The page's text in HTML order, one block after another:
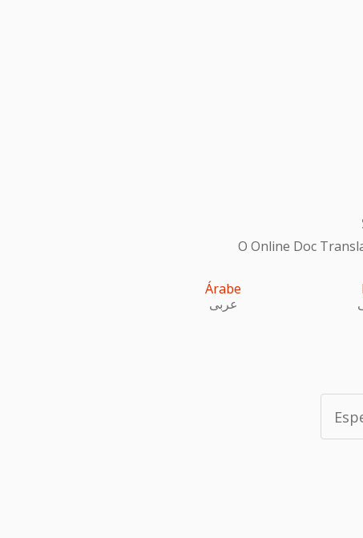
O Online Doc
Árabe
عربى